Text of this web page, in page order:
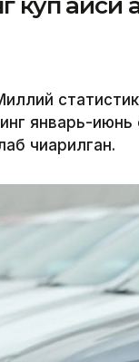
январь-
чиқарилган.